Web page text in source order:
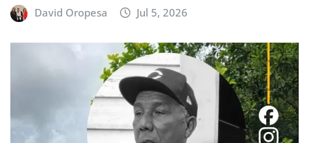
David Oropesa Jul 5, 2026